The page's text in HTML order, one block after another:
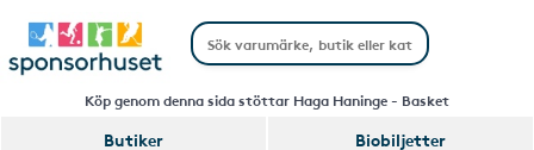
Köp genom denna sida stöttar Haga Haninge - Basket
Butiker
Biobiljetter